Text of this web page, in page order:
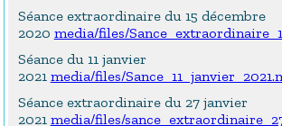
Séance extraordinaire du 15 décembre
2020 media/files/
Séance du 11 janvier
2021 media/files/
Séance extraordinaire du 27 janvier
2021 media/files/